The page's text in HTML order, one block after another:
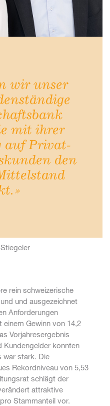
wir unser
mit ihrer
auf Privat-
den
rein schweizerische
und ausgezeichnet
Anforderungen
einem Gewinn von 14,2
Vorjahresergebnis
Kundengelder konnten
war stark. Die
Rekordniveau von 5,53
schlägt der
attraktive
Stammanteil vor.